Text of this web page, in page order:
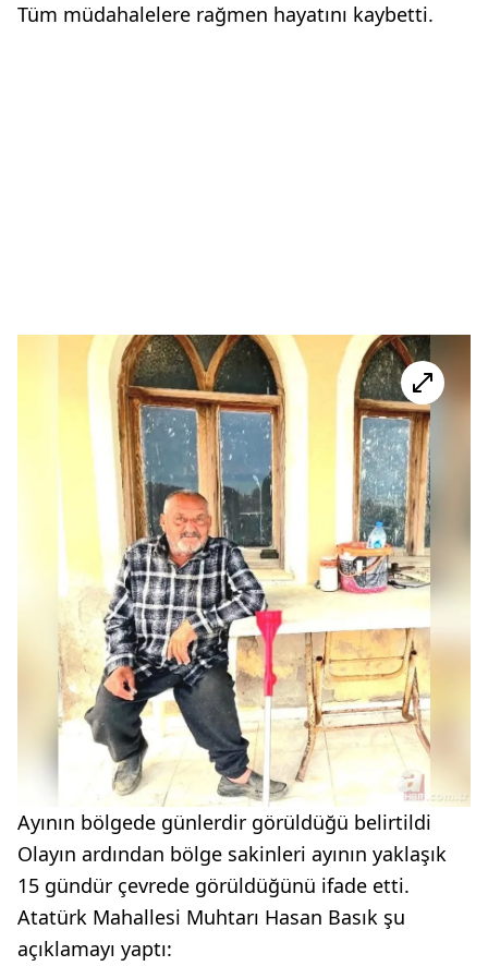
Tüm müdahalelere rağmen hayatını kaybetti.
Ayının bölgede günlerdir görüldüğü belirtildi
Olayın ardından bölge sakinleri ayının yaklaşık
15 gündür çevrede görüldüğünü ifade etti.
Atatürk Mahallesi Muhtarı Hasan Basık şu
açıklamayı yaptı: